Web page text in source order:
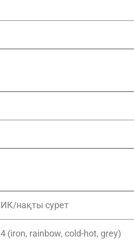
ИК/нақты сурет
4 (iron, rainbow, cold-hot, grey)